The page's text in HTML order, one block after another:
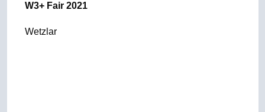
W3+ Fair 2021
Wetzlar